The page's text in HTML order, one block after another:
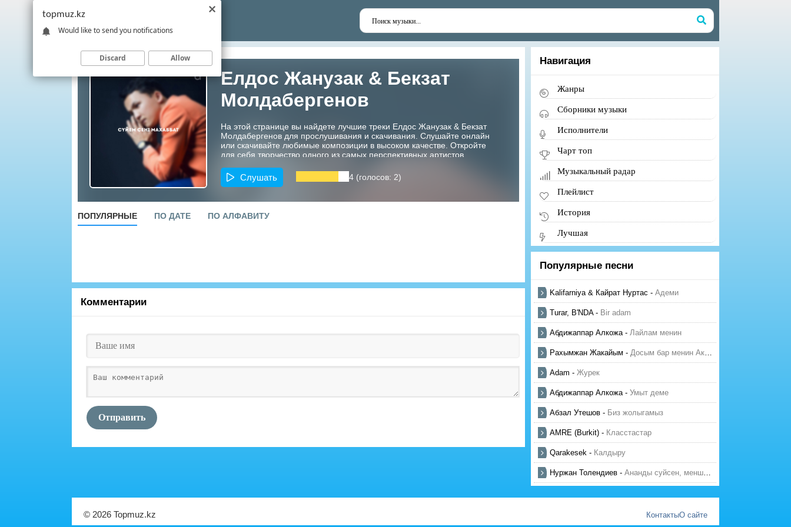
Елдос Жанузак & Бекзат
Молдабергенов
На этой странице вы найдете лучшие треки Елдос Жанузак & Бекзат
Молдабергенов для прослушивания и скачивания. Слушайте онлайн
или скачивайте любимые композиции в высоком качестве. Откройте
для себя творчество одного из самых перспективных артистов
Слушать 4 (голосов: 2)
ПОПУЛЯРНЫЕ ПО ДАТЕ ПО АЛФАВИТУ
Комментарии
Отправить
Навигация
Жанры
Сборники музыки
Исполнители
Чарт топ
Музыкальный радар
Плейлист
История
Лучшая
Популярные песни
Kalifarniya & Кайрат Нуртас - Адеми
Turar, B'NDA- Bir adam
Абдижаппар Алкожа- Лайлам менин
Рахымжан Жакайым - Досым бар менин Актауда
Adam - Журек
Абдижаппар Алкожа- Умыт деме
Абзал Утешов - Биз жолыгамыз
AMRE (Burkit) - Класстастар
Qarakesek - Калдыру
Нуржан Толендиев - Ананды суйсен, менше суй
© 2026 Topmuz.kz КонтактыО сайте
topmuz.kz
Would like to send you notifications
Discard Allow